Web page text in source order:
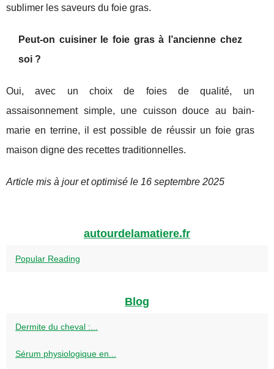
sublimer les saveurs du foie gras.
Peut-on cuisiner le foie gras à l’ancienne chez
soi ?
Oui, avec un choix de foies de qualité, un
assaisonnement simple, une cuisson douce au bain-
marie en terrine, il est possible de réussir un foie gras
maison digne des recettes traditionnelles.
Article mis à jour et optimisé le 16 septembre 2025
autourdelamatiere.fr
Popular Reading
Blog
Dermite du cheval :...
Sérum physiologique en...